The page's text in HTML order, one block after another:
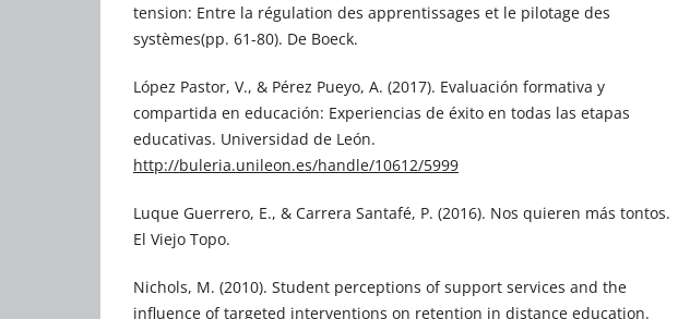
tension: Entre la régulation des apprentissages et le pilotage des
systèmes(pp. 61-80). De Boeck.
López Pastor, V., & Pérez Pueyo, A. (2017). Evaluación formativa y
compartida en educación: Experiencias de éxito en todas las etapas
educativas. Universidad de León.
http://buleria.unileon.es/handle/10612/5999
Luque Guerrero, E., & Carrera Santafé, P. (2016). Nos quieren más tontos.
El Viejo Topo.
Nichols, M. (2010). Student perceptions of support services and the
influence of targeted interventions on retention in distance education.